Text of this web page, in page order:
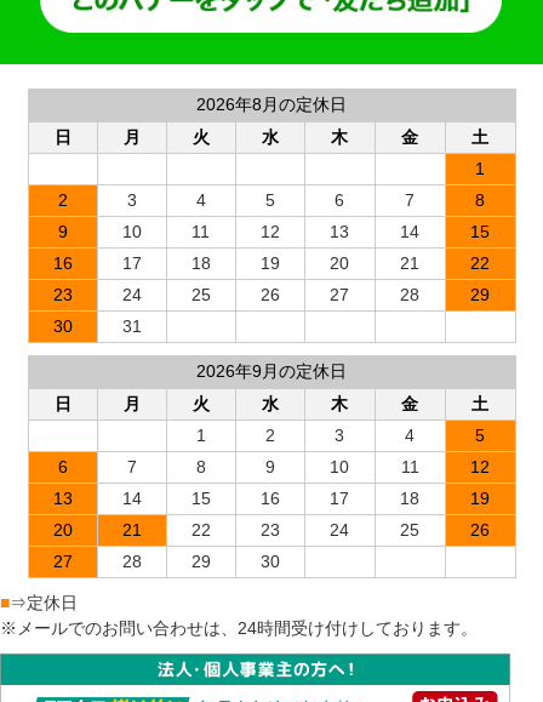
2026年8月の定休日
日
月 火 水 木 金
土
1
2
3 4 5 6 7
8
9
10 11 12 13 14
15
16
17 18 19 20 21
22
23
24 25 26 27 28
29
30
31
2026年9月の定休日
日
月 火 水 木 金
土
1
2 3 4
5
6
7 8 9 10 11
12
13
14 15 16 17 18
19
20
21 22 23 24 25
26
27
28 29 30
■⇒定休日
※メールでのお問い合わせは、24時間受け付けしております。